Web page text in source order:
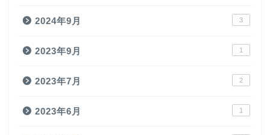
2024年9月 3
2023年9月 1
2023年7月 2
2023年6月 1